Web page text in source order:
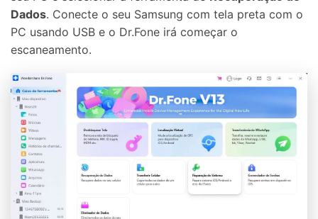
Dados. Conecte o seu Samsung com tela preta com o
PC usando USB e o Dr.Fone irá começar o
escaneamento.